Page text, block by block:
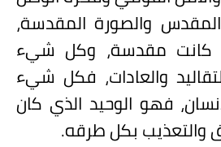
والصورة المقدسة،
كانت مقدسة، وكل شيء
والعادات، فكل شيء
فهو الوحيد الذي كان
والتعذيب بكل طرقه.